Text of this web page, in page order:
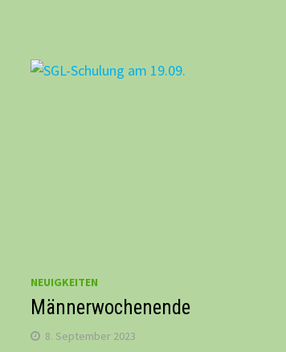
NEUIGKEITEN
Männerwochenende
8. September 2023